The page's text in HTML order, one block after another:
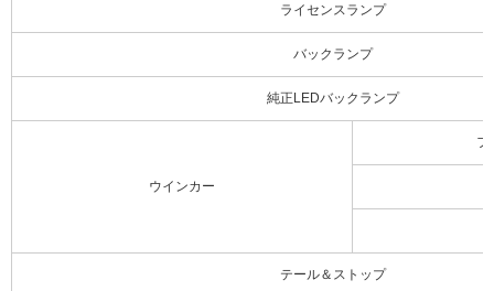
ライセンスランプ
バックランプ
純正LEDバックランプ
ウインカー
フ
テール＆ストップ